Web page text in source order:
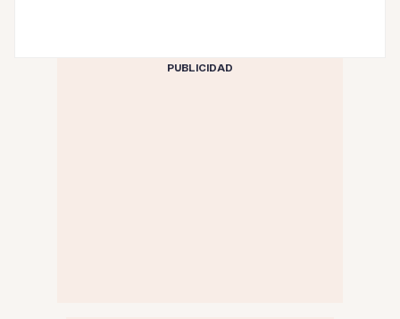
PUBLICIDAD